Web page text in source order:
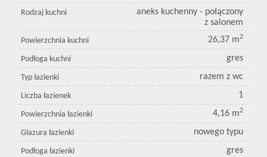
Rodzaj kuchni
aneks kuchenny - połączony
z salonem
Powierzchnia kuchni 26,37 m2
Podłoga kuchni gres
Typ łazienki razem z wc
Liczba łazienek 1
Powierzchnia łazienki 4,16 m2
Glazura łazienki nowego typu
Podłoga łazienki gres